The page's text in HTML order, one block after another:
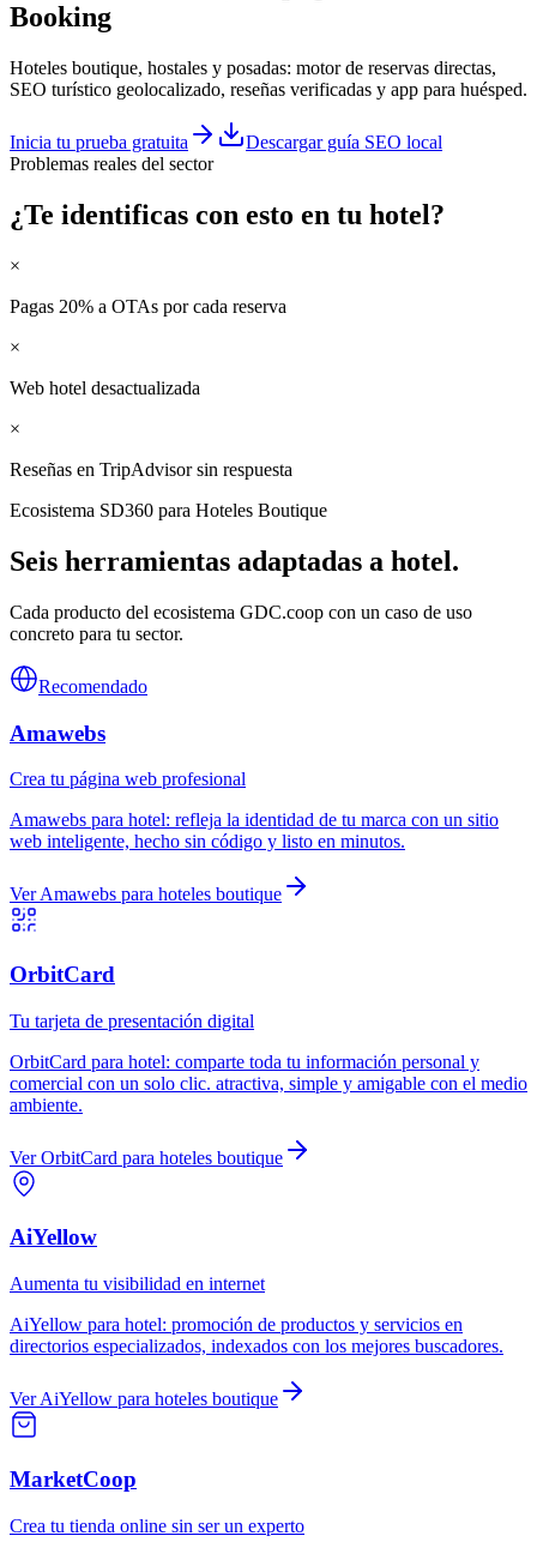
Booking
Hoteles boutique, hostales y posadas: motor de reservas directas,
SEO turístico geolocalizado, reseñas verificadas y app para huésped.
Inicia tu prueba gratuita
Descargar guía SEO local
Problemas reales del sector
¿Te identificas con esto en tu hotel ?
×
Pagas 20% a OTAs por cada reserva
×
Web hotel desactualizada
×
Reseñas en TripAdvisor sin respuesta
Ecosistema SD360 para Hoteles Boutique
Seis herramientas adaptadas a hotel.
Cada producto del ecosistema GDC.coop con un caso de uso
concreto para tu sector.
Recomendado
Amawebs
Crea tu página web profesional
Amawebs para hotel: refleja la identidad de tu marca con un sitio
web inteligente, hecho sin código y listo en minutos.
VerAmawebs para hoteles boutique
OrbitCard
Tu tarjeta de presentación digital
OrbitCard para hotel: comparte toda tu información personal y
comercial con un solo clic. atractiva, simple y amigable con el medio
ambiente.
VerOrbitCard para hoteles boutique
AiYellow
Aumenta tu visibilidad en internet
AiYellow para hotel: promoción de productos y servicios en
directorios especializados, indexados con los mejores buscadores.
VerAiYellow para hoteles boutique
MarketCoop
Crea tu tienda online sin ser un experto